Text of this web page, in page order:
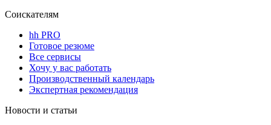
Соискателям
hh PRO
Готовое резюме
Все сервисы
Хочу у вас работать
Производственный календарь
Экспертная рекомендация
Новости и статьи